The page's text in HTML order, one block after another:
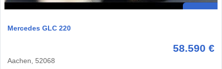
Mercedes GLC 220
58.590 €
Aachen, 52068